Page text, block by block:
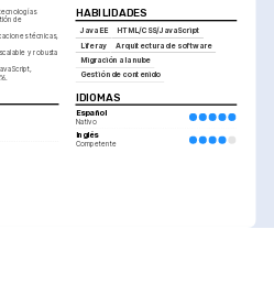
de
técnicas,
y robusta
HABILIDADES
Java EE
HTML/CSS/JavaScript
Liferay
Arquitectura de software
Migración a la nube
Gestión de contenido
IDIOMAS
Español
Nativo
Inglés
Competente